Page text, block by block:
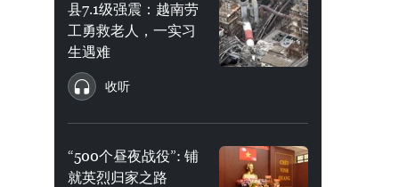
县7.1级强震：越南劳
工勇救老人，一实习
生遇难
收听
“500个昼夜战役”: 铺
就英烈归家之路